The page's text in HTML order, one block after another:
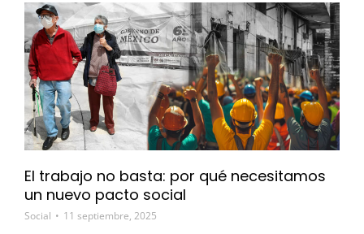
El trabajo no basta: por qué necesitamos
un nuevo pacto social
Social 11 septiembre, 2025